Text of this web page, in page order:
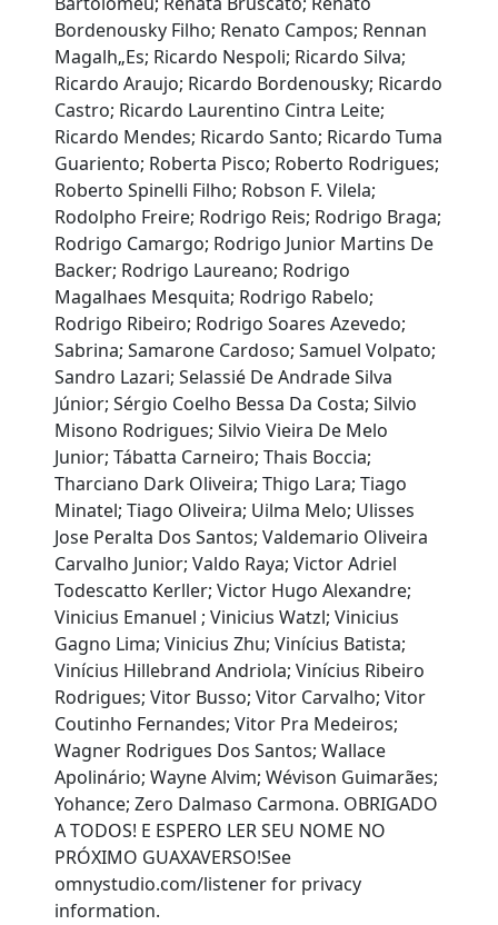
Bordenousky Filho; Renato Campos; Rennan
Magalh„Es; Ricardo Nespoli; Ricardo Silva;
Ricardo Araujo; Ricardo Bordenousky; Ricardo
Castro; Ricardo Laurentino Cintra Leite;
Ricardo Mendes; Ricardo Santo; Ricardo Tuma
Guariento; Roberta Pisco; Roberto Rodrigues;
Roberto Spinelli Filho; Robson F. Vilela;
Rodolpho Freire; Rodrigo Reis; Rodrigo Braga;
Rodrigo Camargo; Rodrigo Junior Martins De
Backer; Rodrigo Laureano; Rodrigo
Magalhaes Mesquita; Rodrigo Rabelo;
Rodrigo Ribeiro; Rodrigo Soares Azevedo;
Sabrina; Samarone Cardoso; Samuel Volpato;
Sandro Lazari; Selassié De Andrade Silva
Júnior; Sérgio Coelho Bessa Da Costa; Silvio
Misono Rodrigues; Silvio Vieira De Melo
Junior; Tábatta Carneiro; Thais Boccia;
Tharciano Dark Oliveira; Thigo Lara; Tiago
Minatel; Tiago Oliveira; Uilma Melo; Ulisses
Jose Peralta Dos Santos; Valdemario Oliveira
Carvalho Junior; Valdo Raya; Victor Adriel
Todescatto Kerller; Victor Hugo Alexandre;
Vinicius Emanuel ; Vinicius Watzl; Vinicius
Gagno Lima; Vinicius Zhu; Vinícius Batista;
Vinícius Hillebrand Andriola; Vinícius Ribeiro
Rodrigues; Vitor Busso; Vitor Carvalho; Vitor
Coutinho Fernandes; Vitor Pra Medeiros;
Wagner Rodrigues Dos Santos; Wallace
Apolinário; Wayne Alvim; Wévison Guimarães;
Yohance; Zero Dalmaso Carmona. OBRIGADO
A TODOS! E ESPERO LER SEU NOME NO
PRÓXIMO GUAXAVERSO!See
omnystudio.com/listener for privacy
information.